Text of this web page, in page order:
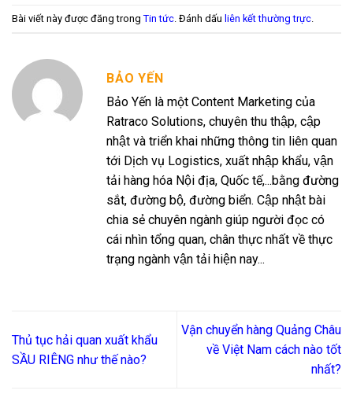
Bài viết này được đăng trong Tin tức . Đánh dấu liên kết thường trực
BẢO YẾN
Bảo Yến là một Content Marketing của
Ratraco Solutions, chuyên thu thập, cập
nhật và triển khai những thông tin liên quan
tới Dịch vụ Logistics, xuất nhập khẩu, vận
tải hàng hóa Nội địa, Quốc tế,...bằng đường
sắt, đường bộ, đường biển. Cập nhật bài
chia sẻ chuyên ngành giúp người đọc có
cái nhìn tổng quan, chân thực nhất về thực
trạng ngành vận tải hiện nay...
Thủ tục hải quan xuất khẩu
SẦU RIÊNG như thế nào?
Vận chuyển hàng Quảng Châu
về Việt Nam cách nào tốt
nhất?